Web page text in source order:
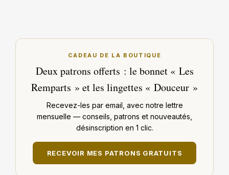
CADEAU DE LA BOUTIQUE
Deux patrons offerts : le bonnet « Les
Remparts » et les lingettes « Douceur »
Recevez-les par email, avec notre lettre
mensuelle — conseils, patrons et nouveautés,
désinscription en 1 clic.
RECEVOIR MES PATRONS GRATUITS